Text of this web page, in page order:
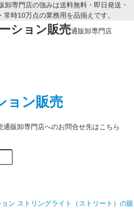
ション販売通販卸専門店